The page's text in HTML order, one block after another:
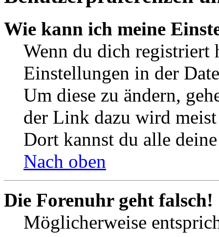
Wie kann ich meine
Wenn du dich registriert
Einstellungen in der
Um diese zu ändern,
der Link dazu wird
Dort kannst du alle
Nach oben
Die Forenuhr geht falsch!
Möglicherweise